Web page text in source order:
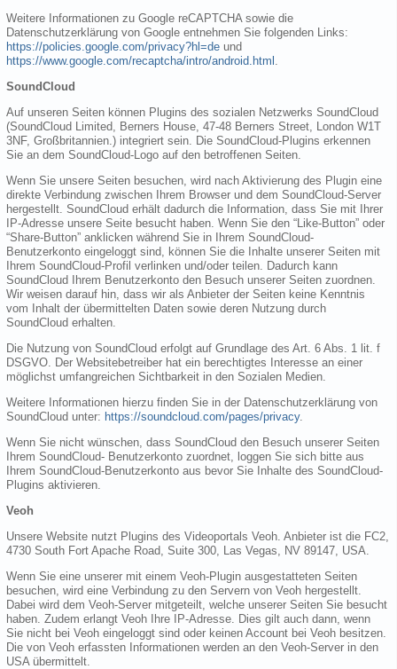
Weitere Informationen zu Google reCAPTCHA sowie die
Datenschutzerklärung von Google entnehmen Sie folgenden Links:
https://policies.google.com/privacy?hl=de und
https://www.google.com/recaptcha/intro/android.html
SoundCloud
Auf unseren Seiten können Plugins des sozialen Netzwerks SoundCloud
(SoundCloud Limited, Berners House, 47-48 Berners Street, London W1T
3NF, Großbritannien.) integriert sein. Die SoundCloud-Plugins erkennen
Sie an dem SoundCloud-Logo auf den betroffenen Seiten.
Wenn Sie unsere Seiten besuchen, wird nach Aktivierung des Plugin eine
direkte Verbindung zwischen Ihrem Browser und dem SoundCloud-Server
hergestellt. SoundCloud erhält dadurch die Information, dass Sie mit Ihrer
IP-Adresse unsere Seite besucht haben. Wenn Sie den “Like-Button” oder
“Share-Button” anklicken während Sie in Ihrem SoundCloud-
Benutzerkonto eingeloggt sind, können Sie die Inhalte unserer Seiten mit
Ihrem SoundCloud-Profil verlinken und/oder teilen. Dadurch kann
SoundCloud Ihrem Benutzerkonto den Besuch unserer Seiten zuordnen.
Wir weisen darauf hin, dass wir als Anbieter der Seiten keine Kenntnis
vom Inhalt der übermittelten Daten sowie deren Nutzung durch
SoundCloud erhalten.
Die Nutzung von SoundCloud erfolgt auf Grundlage des Art. 6 Abs. 1 lit. f
DSGVO. Der Websitebetreiber hat ein berechtigtes Interesse an einer
möglichst umfangreichen Sichtbarkeit in den Sozialen Medien.
Weitere Informationen hierzu finden Sie in der Datenschutzerklärung von
SoundCloud unter: https://soundcloud.com/pages/privacy.
Wenn Sie nicht wünschen, dass SoundCloud den Besuch unserer Seiten
Ihrem SoundCloud- Benutzerkonto zuordnet, loggen Sie sich bitte aus
Ihrem SoundCloud-Benutzerkonto aus bevor Sie Inhalte des SoundCloud-
Plugins aktivieren.
Veoh
Unsere Website nutzt Plugins des Videoportals Veoh. Anbieter ist die FC2,
4730 South Fort Apache Road, Suite 300, Las Vegas, NV 89147, USA.
Wenn Sie eine unserer mit einem Veoh-Plugin ausgestatteten Seiten
besuchen, wird eine Verbindung zu den Servern von Veoh hergestellt.
Dabei wird dem Veoh-Server mitgeteilt, welche unserer Seiten Sie besucht
haben. Zudem erlangt Veoh Ihre IP-Adresse. Dies gilt auch dann, wenn
Sie nicht bei Veoh eingeloggt sind oder keinen Account bei Veoh besitzen.
Die von Veoh erfassten Informationen werden an den Veoh-Server in den
USA übermittelt.